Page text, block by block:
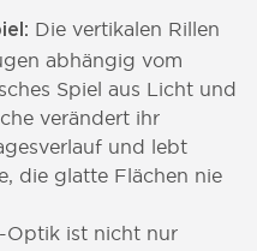
Die vertikalen Rillen
abhängig vom
Spiel aus Licht und
verändert ihr
und lebt
die glatte Flächen nie
Optik ist nicht nur